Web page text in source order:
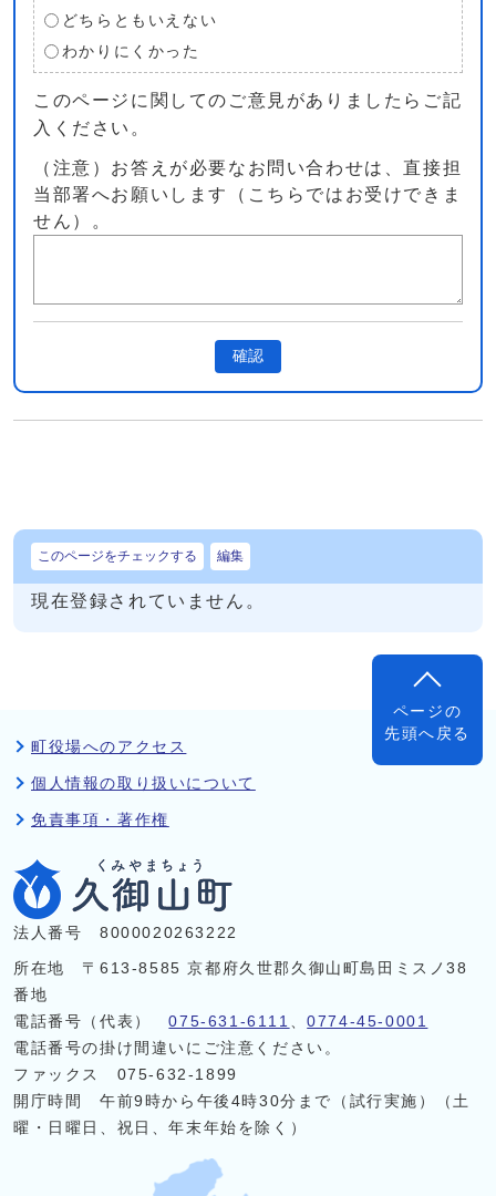
どちらともいえない
わかりにくかった
このページに関してのご意見がありましたらご記
入ください。
（注意）お答えが必要なお問い合わせは、直接担
当部署へお願いします（こちらではお受けできま
せん）。
確認
このページをチェックする 編集
現在登録されていません。
ページの
先頭へ戻る
町役場へのアクセス
個人情報の取り扱いについて
免責事項・著作権
法人番号 8000020263222
所在地 〒613-8585 京都府久世郡久御山町島田ミスノ38
番地
電話番号（代表）075-631-6111 、0774-45-0001
電話番号の掛け間違いにご注意ください。
ファックス 075-632-1899
開庁時間 午前9時から午後4時30分まで（試行実施）（土
曜・日曜日、祝日、年末年始を除く）